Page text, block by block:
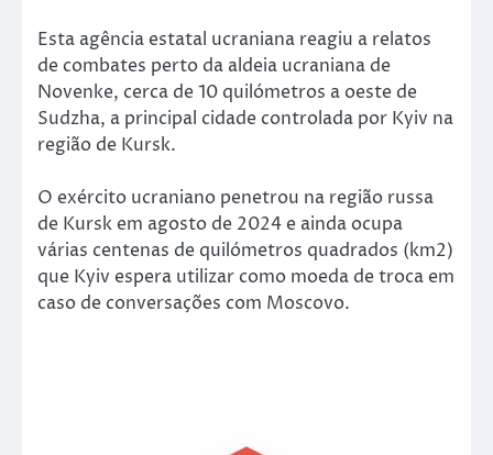
Esta agência estatal ucraniana reagiu a relatos
de combates perto da aldeia ucraniana de
Novenke, cerca de 10 quilómetros a oeste de
Sudzha, a principal cidade controlada por Kyiv na
região de Kursk.
O exército ucraniano penetrou na região russa
de Kursk em agosto de 2024 e ainda ocupa
várias centenas de quilómetros quadrados (km2)
que Kyiv espera utilizar como moeda de troca em
caso de conversações com Moscovo.